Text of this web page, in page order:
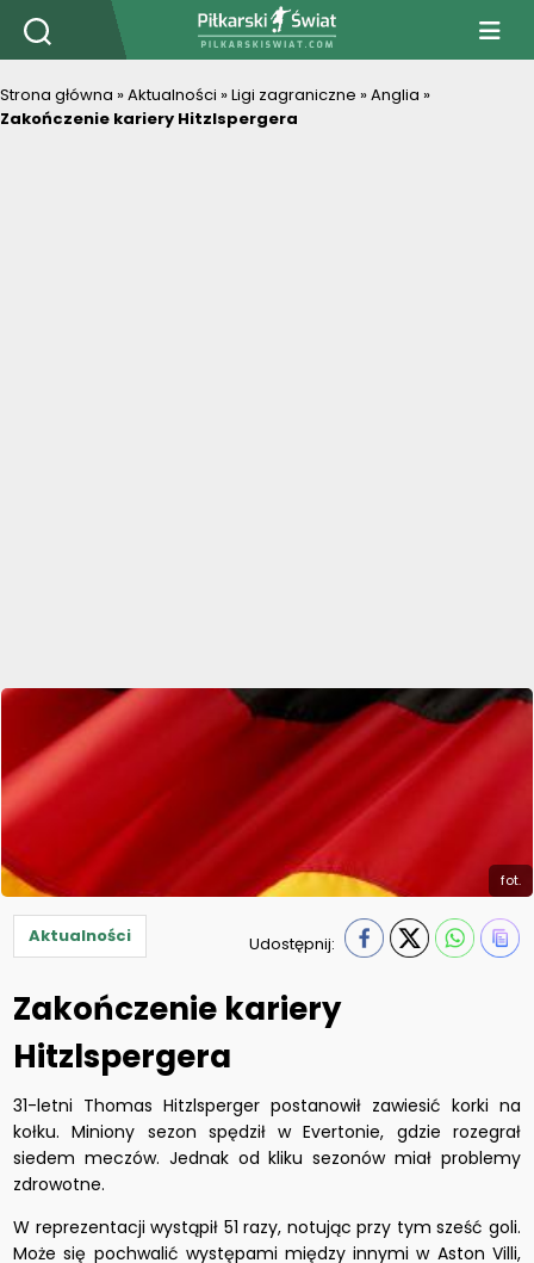
PiłkarskiSwiat.com
Strona główna »Aktualności »Ligi zagraniczne »Anglia »
Zakończenie kariery Hitzlspergera
fot.
Aktualności Udostępnij:
Zakończenie kariery
Hitzlspergera
31-letni Thomas Hitzlsperger postanowił zawiesić korki na
kołku. Miniony sezon spędził w Evertonie, gdzie rozegrał
siedem meczów. Jednak od kliku sezonów miał problemy
zdrowotne.
W reprezentacji wystąpił 51 razy, notując przy tym sześć goli.
Może się pochwalić występami między innymi w Aston Villi,